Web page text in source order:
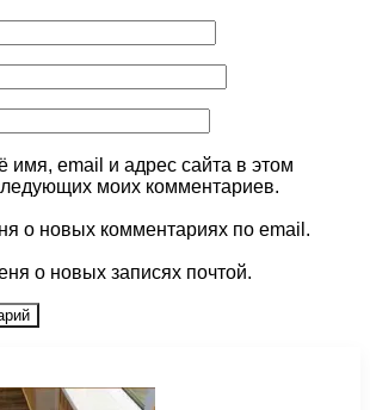
имя, email и адрес сайта в этом
моих комментариев.
о новых комментариях по email.
о новых записях почтой.